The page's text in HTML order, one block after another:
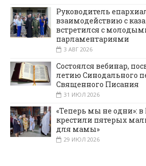
Руководитель
взаимодействию с
встретился с
парламентариями
3 АВГ 2026
Состоялся вебинар,
летию Синодального
Священного Писания
31 ИЮЛ 2026
«Теперь мы не одни»:
крестили пятерых
для мамы»
29 ИЮЛ 2026